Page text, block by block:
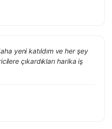
yeni katıldım ve her şey
çıkardıkları harika iş